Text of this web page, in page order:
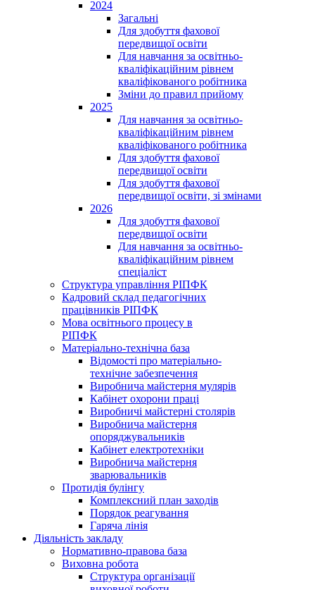
2024
Загальні
Для здобуття фахової
передвищої освіти
Для навчання за освітньо-
кваліфікаційним рівнем
кваліфікованого робітника
Зміни до правил прийому
2025
Для навчання за освітньо-
кваліфікаційним рівнем
кваліфікованого робітника
Для здобуття фахової
передвищої освіти
Для здобуття фахової
передвищої освіти, зі змінами
2026
Для здобуття фахової
передвищої освіти
Для навчання за освітньо-
кваліфікаційним рівнем
спеціаліст
Структура управління РІПФК
Кадровий склад педагогічних
працівників РІПФК
Мова освітнього процесу в
РІПФК
Матеріально-технічна база
Відомості про матеріально-
технічне забезпечення
Виробнича майстерня мулярів
Кабінет охорони праці
Виробничі майстерні столярів
Виробнича майстерня
опоряджувальників
Кабінет електротехніки
Виробнича майстерня
зварювальників
Протидія булінгу
Комплексний план заходів
Порядок реагування
Гаряча лінія
Діяльність закладу
Нормативно-правова база
Виховна робота
Структура організації